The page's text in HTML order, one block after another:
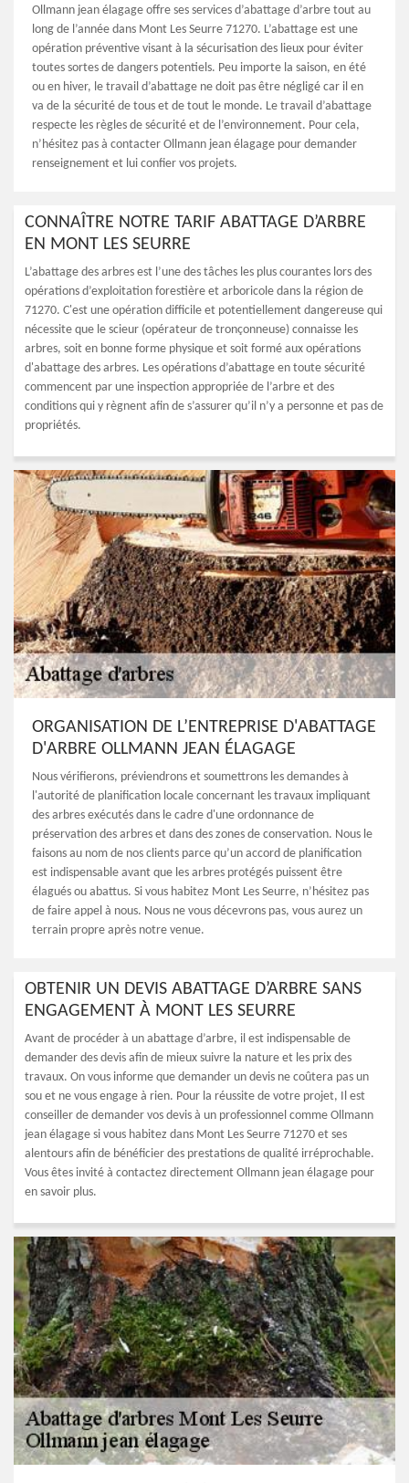
Ollmann jean élagage offre ses services d’abattage d’arbre tout au
long de l’année dans Mont Les Seurre 71270. L’abattage est une
opération préventive visant à la sécurisation des lieux pour éviter
toutes sortes de dangers potentiels. Peu importe la saison, en été
ou en hiver, le travail d’abattage ne doit pas être négligé car il en
va de la sécurité de tous et de tout le monde. Le travail d’abattage
respecte les règles de sécurité et de l’environnement. Pour cela,
n’hésitez pas à contacter Ollmann jean élagage pour demander
renseignement et lui confier vos projets.
CONNAÎTRE NOTRE TARIF ABATTAGE D’ARBRE
EN MONT LES SEURRE
L’abattage des arbres est l’une des tâches les plus courantes lors des
opérations d’exploitation forestière et arboricole dans la région de
71270. C'est une opération difficile et potentiellement dangereuse qui
nécessite que le scieur (opérateur de tronçonneuse) connaisse les
arbres, soit en bonne forme physique et soit formé aux opérations
d'abattage des arbres. Les opérations d’abattage en toute sécurité
commencent par une inspection appropriée de l’arbre et des
conditions qui y règnent afin de s’assurer qu’il n’y a personne et pas de
propriétés.
ORGANISATION DE L’ENTREPRISE D'ABATTAGE
D'ARBRE OLLMANN JEAN ÉLAGAGE
Nous vérifierons, préviendrons et soumettrons les demandes à
l'autorité de planification locale concernant les travaux impliquant
des arbres exécutés dans le cadre d'une ordonnance de
préservation des arbres et dans des zones de conservation. Nous le
faisons au nom de nos clients parce qu’un accord de planification
est indispensable avant que les arbres protégés puissent être
élagués ou abattus. Si vous habitez Mont Les Seurre, n’hésitez pas
de faire appel à nous. Nous ne vous décevrons pas, vous aurez un
terrain propre après notre venue.
OBTENIR UN DEVIS ABATTAGE D’ARBRE SANS
ENGAGEMENT À MONT LES SEURRE
Avant de procéder à un abattage d’arbre, il est indispensable de
demander des devis afin de mieux suivre la nature et les prix des
travaux. On vous informe que demander un devis ne coûtera pas un
sou et ne vous engage à rien. Pour la réussite de votre projet, Il est
conseiller de demander vos devis à un professionnel comme Ollmann
jean élagage si vous habitez dans Mont Les Seurre 71270 et ses
alentours afin de bénéficier des prestations de qualité irréprochable.
Vous êtes invité à contactez directement Ollmann jean élagage pour
en savoir plus.